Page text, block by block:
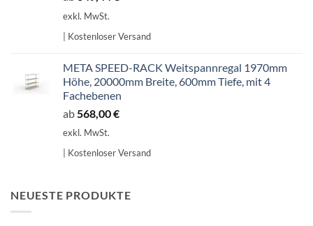
exkl. MwSt.
| Kostenloser Versand
META SPEED-RACK Weitspannregal 1970mm
Höhe, 20000mm Breite, 600mm Tiefe, mit 4
Fachebenen
ab 568,00€
exkl. MwSt.
| Kostenloser Versand
NEUESTE PRODUKTE